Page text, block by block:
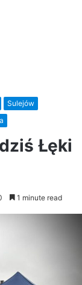
Sulejów
Łęki
1 minute read